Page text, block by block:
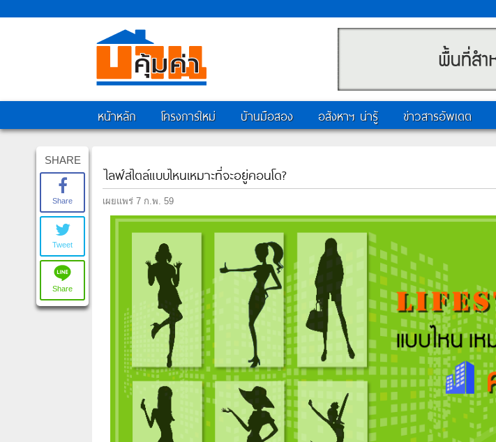
หน้าหลัก โครงการใหม่ บ้านมือสอง อสังหาฯ น่ารู้ ข่าวสารอัพเดต
ไลฟ์สไตล์แบบไหนเหมาะที่จะอยู่คอนโด?
เผยแพร่ 7 ก.พ. 59
SHARE
Share
Tweet
Share